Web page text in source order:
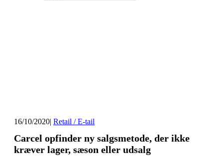
16/10/2020| Retail / E-tail
Carcel opfinder ny salgsmetode, der ikke
kræver lager, sæson eller udsalg